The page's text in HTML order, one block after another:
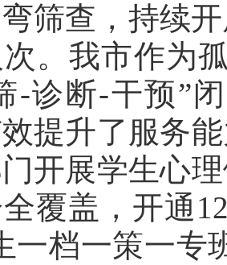
筛查，持续
次。我市作为
-诊断-干预”
提升了服务
开展学生心
覆盖，开通
一档一策一专